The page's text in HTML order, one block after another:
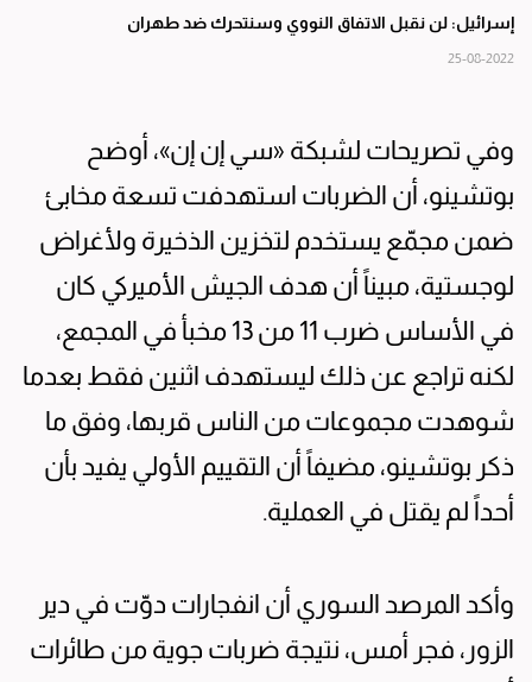
إسرائيل: لن نقبل الاتفاق النووي وسنتحرك ضد طهران
25-08-2022
وفي تصريحات لشبكة «سي إن إن»، أوضح
بوتشينو، أن الضربات استهدفت تسعة مخابئ
ضمن مجمّع يستخدم لتخزين الذخيرة ولأغراض
لوجستية، مبيناً أن هدف الجيش الأميركي كان
في الأساس ضرب 11 من 13 مخبأ في المجمع،
لكنه تراجع عن ذلك ليستهدف اثنين فقط بعدما
شوهدت مجموعات من الناس قربها، وفق ما
ذكر بوتشينو، مضيفاً أن التقييم الأولي يفيد بأن
أحداً لم يقتل في العملية.
وأكد المرصد السوري أن انفجارات دوّت في دير
الزور، فجر أمس، نتيجة ضربات جوية من طائرات